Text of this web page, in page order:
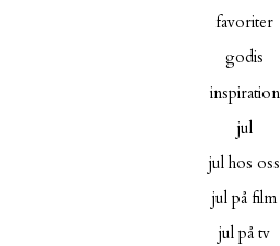
favoriter
godis
inspiration
jul
jul hos oss
jul på film
jul på tv